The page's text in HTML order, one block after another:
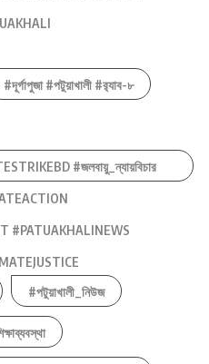
#দূর্গাপুজা #পটুয়াখালী #র‍্যাব-৮
#জলবায়ু_ন্যায়বিচার
#PATUAKHALINEWS
#পটুয়াখালী_নিউজ